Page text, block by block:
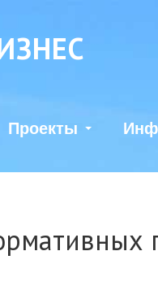
Проекты